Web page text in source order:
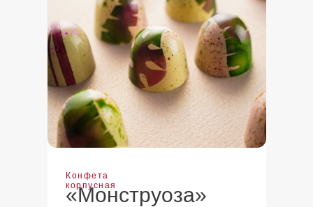
«Монструоза»
Конфета
корпусная